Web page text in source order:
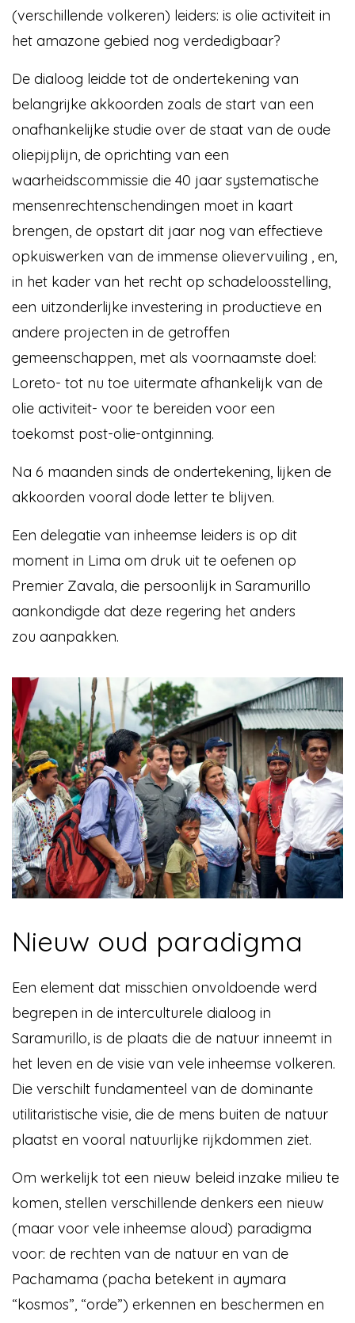
(verschillende volkeren) leiders: is olie activiteit in
het amazone gebied nog verdedigbaar?
De dialoog leidde tot de ondertekening van
belangrijke akkoorden zoals de start van een
onafhankelijke studie over de staat van de oude
oliepijplijn, de oprichting van een
waarheidscommissie die 40 jaar systematische
mensenrechtenschendingen moet in kaart
brengen, de opstart dit jaar nog van effectieve
opkuiswerken van de immense olievervuiling , en,
in het kader van het recht op schadeloosstelling,
een uitzonderlijke investering in productieve en
andere projecten in de getroffen
gemeenschappen, met als voornaamste doel:
Loreto- tot nu toe uitermate afhankelijk van de
olie activiteit- voor te bereiden voor een
toekomst post-olie-ontginning.
Na 6 maanden sinds de ondertekening, lijken de
akkoorden vooral dode letter te blijven.
Een delegatie van inheemse leiders is op dit
moment in Lima om druk uit te oefenen op
Premier Zavala, die persoonlijk in Saramurillo
aankondigde dat deze regering het anders
zou aanpakken.
Nieuw oud paradigma
Een element dat misschien onvoldoende werd
begrepen in de interculturele dialoog in
Saramurillo, is de plaats die de natuur inneemt in
het leven en de visie van vele inheemse volkeren.
Die verschilt fundamenteel van de dominante
utilitaristische visie, die de mens buiten de natuur
plaatst en vooral natuurlijke rijkdommen ziet.
Om werkelijk tot een nieuw beleid inzake milieu te
komen, stellen verschillende denkers een nieuw
(maar voor vele inheemse aloud) paradigma
voor: de rechten van de natuur en van de
Pachamama (pacha betekent in aymara
“kosmos”, “orde”) erkennen en beschermen en